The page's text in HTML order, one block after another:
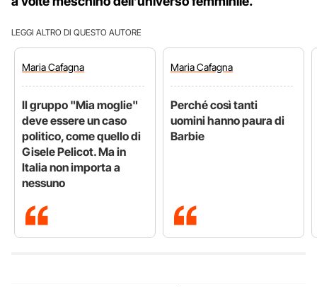
LEGGI ALTRO DI QUESTO AUTORE
MariaCafagna
Il gruppo "Mia moglie"
deve essere un caso
politico, come quello di
Gisele Pelicot. Ma in
Italia non importa a
nessuno
MariaCafagna
Perché così tanti
uomini hanno paura di
Barbie